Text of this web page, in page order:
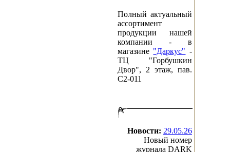
Полный актуальный
ассортимент
продукции нашей
компании - в
магазине "Даркус" -
ТЦ "Горбушкин
Двор", 2 этаж, пав.
C2-011
Новости: 29.05.26
Новый номер
журнала DARK